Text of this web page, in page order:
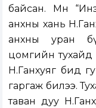
байсан. Мөн
анхны хань
анхны уран
цомгийн тухайд
Н.Ганхуяг бид
гаргаж билээ.
таван дуу